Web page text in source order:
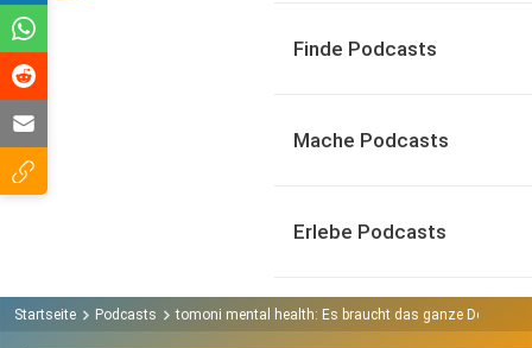
Finde Podcasts
Mache Podcasts
Erlebe Podcasts
Startseite Podcasts tomoni mental health: Es braucht das ganze Dorf.